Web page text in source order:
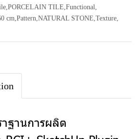
,PORCELAIN TILE,Functional,
cm,Pattern,NATURAL STONE,Texture,
ฐานการผลิต